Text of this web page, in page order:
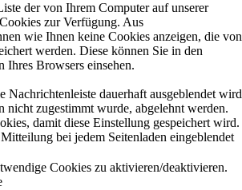
der von Ihrem Computer auf unserer
zur Verfügung. Aus
wie Ihnen keine Cookies anzeigen, die von
werden. Diese können Sie in den
Ihres Browsers einsehen.
Nachrichtenleiste dauerhaft ausgeblendet wird
nicht zugestimmt wurde, abgelehnt werden.
damit diese Einstellung gespeichert wird.
bei jedem Seitenladen eingeblendet
Cookies zu aktivieren/deaktivieren.